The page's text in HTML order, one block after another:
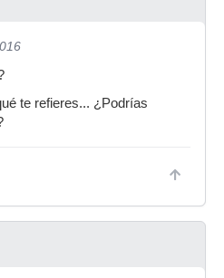
te refieres... ¿Podrías